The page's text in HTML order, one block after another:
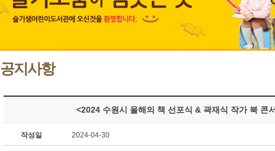
공지사항
<2024 수원시 올해의 책 선포식 & 곽재식 작가 북 콘
작성일 2024-04-30